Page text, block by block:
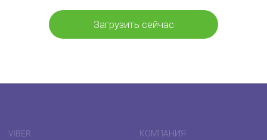
Загрузить сейчас
VIBER КОМПАНИЯ